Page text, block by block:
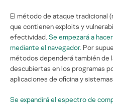
El método de ataque tradicional
que contienen exploits y
efectividad. Se empezará a
mediante el navegador. Por
métodos dependerá también de
descubiertas en los programas
aplicaciones de oficina y
Se expandirá el espectro de